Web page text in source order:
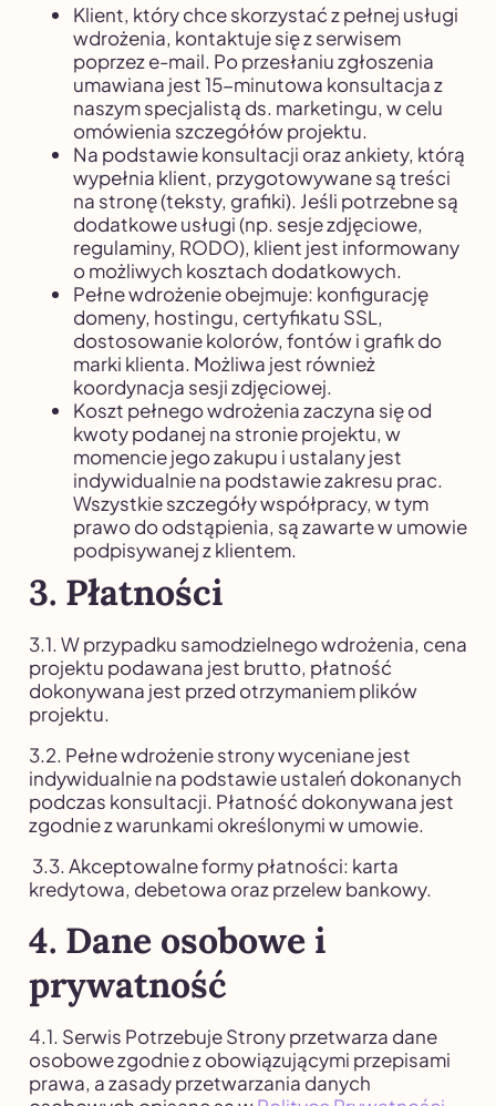
Klient, który chce skorzystać z pełnej usługi
wdrożenia, kontaktuje się z serwisem
poprzez e-mail. Po przesłaniu zgłoszenia
umawiana jest 15-minutowa konsultacja z
naszym specjalistą ds. marketingu, w celu
omówienia szczegółów projektu.
Na podstawie konsultacji oraz ankiety, którą
wypełnia klient, przygotowywane są treści
na stronę (teksty, grafiki). Jeśli potrzebne są
dodatkowe usługi (np. sesje zdjęciowe,
regulaminy, RODO), klient jest informowany
o możliwych kosztach dodatkowych.
Pełne wdrożenie obejmuje: konfigurację
domeny, hostingu, certyfikatu SSL,
dostosowanie kolorów, fontów i grafik do
marki klienta. Możliwa jest również
koordynacja sesji zdjęciowej.
Koszt pełnego wdrożenia zaczyna się od
kwoty podanej na stronie projektu, w
momencie jego zakupu i ustalany jest
indywidualnie na podstawie zakresu prac.
Wszystkie szczegóły współpracy, w tym
prawo do odstąpienia, są zawarte w umowie
podpisywanej z klientem.
3. Płatności
3.1. W przypadku samodzielnego wdrożenia, cena
projektu podawana jest brutto, płatność
dokonywana jest przed otrzymaniem plików
projektu.
3.2. Pełne wdrożenie strony wyceniane jest
indywidualnie na podstawie ustaleń dokonanych
podczas konsultacji. Płatność dokonywana jest
zgodnie z warunkami określonymi w umowie.
3.3. Akceptowalne formy płatności: karta
kredytowa, debetowa oraz przelew bankowy.
4. Dane osobowe i
prywatność
4.1. Serwis Potrzebuje Strony przetwarza dane
osobowe zgodnie z obowiązującymi przepisami
prawa, a zasady przetwarzania danych